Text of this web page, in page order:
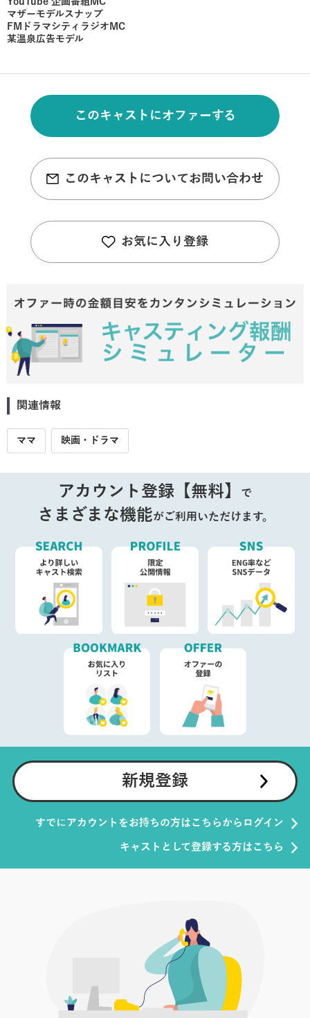
マザーモデルスナップ
FMドラマシティラジオMC
某温泉広告モデル
このキャストにオファーする
このキャストについてお問い合わせ
お気に入り登録
関連情報
ママ 映画・ドラマ
アカウント登録【無料】 で
さまざまな機能がご利用いただけます。
新規登録
すでにアカウントをお持ちの方はこちらからログイン
キャストとして登録する方はこちら